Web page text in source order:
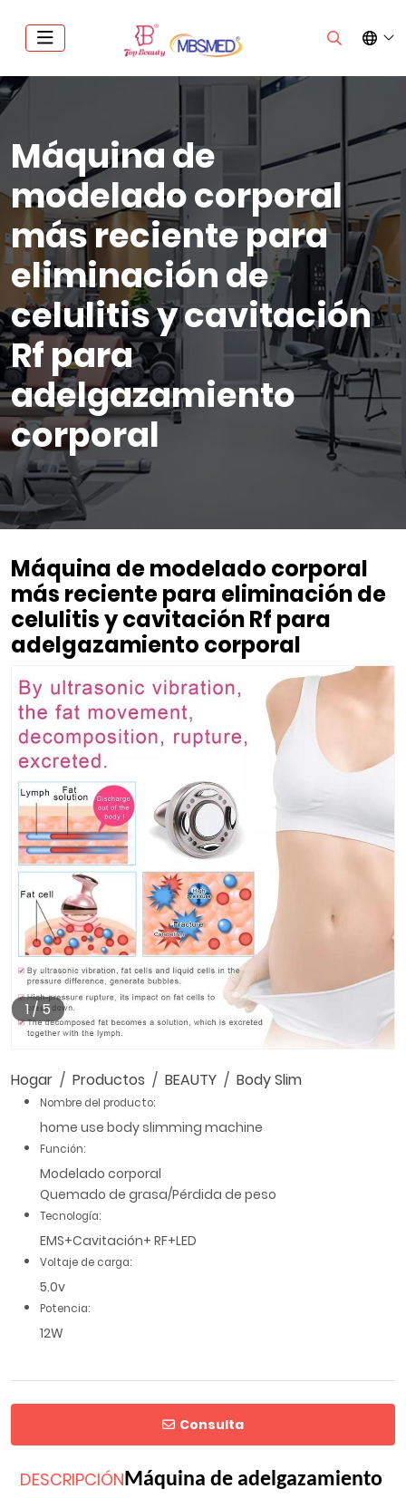
Máquina de
modelado corporal
más reciente para
eliminación de
celulitis y cavitación
Rf para
adelgazamiento
corporal
Máquina de modelado corporal
más reciente para eliminación de
celulitis y cavitación Rf para
adelgazamiento corporal
Hogar Productos BEAUTY Body Slim
Nombre del producto:
home use body slimming machine
Función:
Modelado corporal
Quemado de grasa/Pérdida de peso
Tecnología:
EMS+Cavitación+ RF+LED
Voltaje de carga:
5.0v
Potencia:
12W
Consulta
1/5
DESCRIPCIÓNMáquina de adelgazamiento